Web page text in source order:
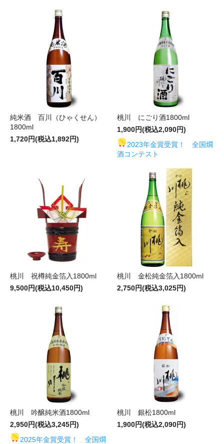
純米酒 百川（ひゃくせん）
1800ml
1,720円(税込1,892円)
桃川 にごり酒1800ml
1,900円(税込2,090円)
2023年金賞受賞！ 全国燗
酒コンテスト
桃川 祝樽純金箔入1800ml
9,500円(税込10,450円)
桃川 金松純金箔入1800ml
2,750円(税込3,025円)
桃川 吟醸純米酒1800ml
2,950円(税込3,245円)
2025年金賞受賞！ 全国燗
桃川 銀松1800ml
1,900円(税込2,090円)